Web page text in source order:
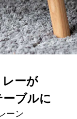
ーが
ブルに
ーン